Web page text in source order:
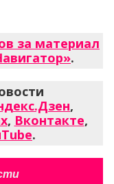
за материал
.
,
, Вконтакте,
.